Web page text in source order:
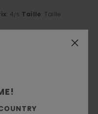
: 4/5 Taille: Taille